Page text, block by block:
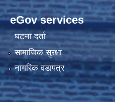
eGov services
घटना दर्ता
सामाजिक सुरक्षा
नागरिक वडापत्र